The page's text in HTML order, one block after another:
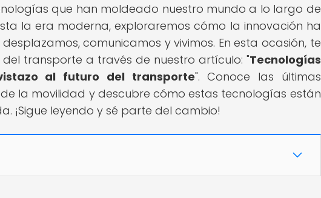
que han moldeado nuestro mundo a lo largo de
la era moderna, exploraremos cómo la innovación ha
comunicamos y vivimos. En esta ocasión, te
transporte a través de nuestro artículo: "Tecnologías
al futuro del transporte". Conoce las últimas
la movilidad y descubre cómo estas tecnologías están
¡Sigue leyendo y sé parte del cambio!